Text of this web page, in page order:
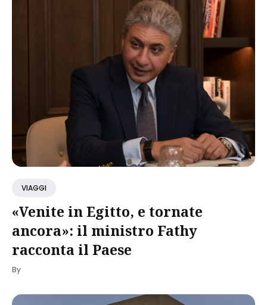
VIAGGI
«Venite in Egitto, e tornate
ancora»: il ministro Fathy
racconta il Paese
By